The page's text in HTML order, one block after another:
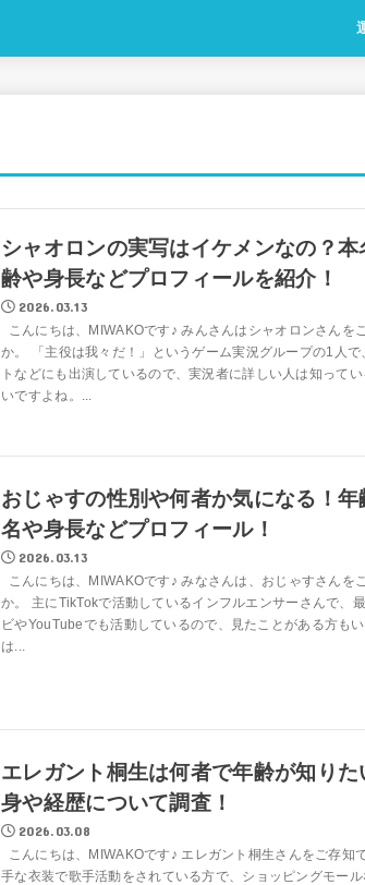
シャオロンの実写はイケメンなの？本
齢や身長などプロフィールを紹介！
2026.03.13
こんにちは、MIWAKOです♪ みんさんはシャオロンさんを
か。 「主役は我々だ！」というゲーム実況グループの1人で
トなどにも出演しているので、実況者に詳しい人は知って
いですよね。...
おじゃすの性別や何者か気になる！年
名や身長などプロフィール！
2026.03.13
こんにちは、MIWAKOです♪ みなさんは、おじゃすさんを
か。 主にTikTokで活動しているインフルエンサーさんで、
ビやYouTubeでも活動しているので、見たことがある方も
は...
エレガント桐生は何者で年齢が知りた
身や経歴について調査！
2026.03.08
こんにちは、MIWAKOです♪ エレガント桐生さんをご存知
手な衣装で歌手活動をされている方で、ショッピングモール